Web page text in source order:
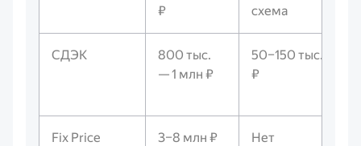
₽ схема
СДЭК
800 тыс.
— 1 млн ₽
50–150 тыс.
₽
Fix Price 3–8 млн ₽ Нет